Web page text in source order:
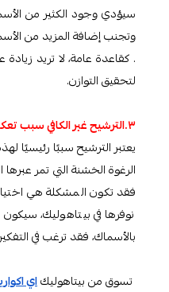
سيؤدي وجود الكثير من
وتجنب إضافة المزيد من
لتحقيق التوازن.
٣.الترشيح غير الكافي سبب تعكر ماء حوض السمك
يعتبر الترشيح سببًا رئيسيًا
الرغوة الخشنة التي تمر
فقد تكون المشكلة هي
نوفرها في بيتاهوليك،
بالأسماك، فقد ترغب في
تسوق من بيتاهوليكاي